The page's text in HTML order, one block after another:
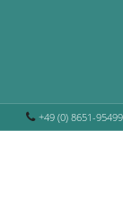
+49 (0) 8651-